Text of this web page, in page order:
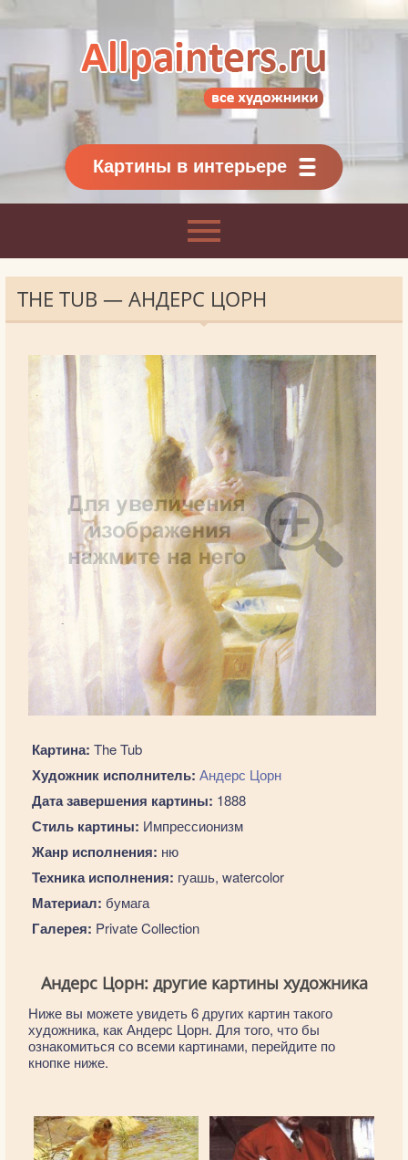
Картины классиков
и современников
Картины в интерьере
THE TUB — АНДЕРС ЦОРН
Картина: The Tub
Художник исполнитель: Андерс Цорн
Дата завершения картины: 1888
Стиль картины: Импрессионизм
Жанр исполнения: ню
Техника исполнения: гуашь, watercolor
Материал: бумага
Галерея: Private Collection
Андерс Цорн: другие картины художника
Ниже вы можете увидеть 6 других картин такого
художника, как Андерс Цорн. Для того, что бы
ознакомиться со всеми картинами, перейдите по
кнопке ниже.